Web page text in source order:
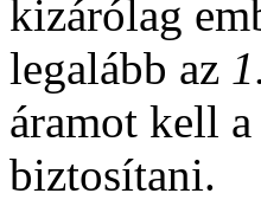
kizárólag
legalább az
áramot kell
biztosítani.